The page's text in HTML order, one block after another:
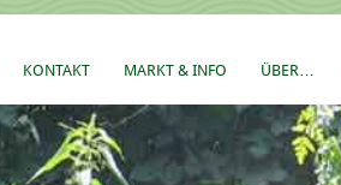
KONTAKT MARKT & INFO ÜBER…